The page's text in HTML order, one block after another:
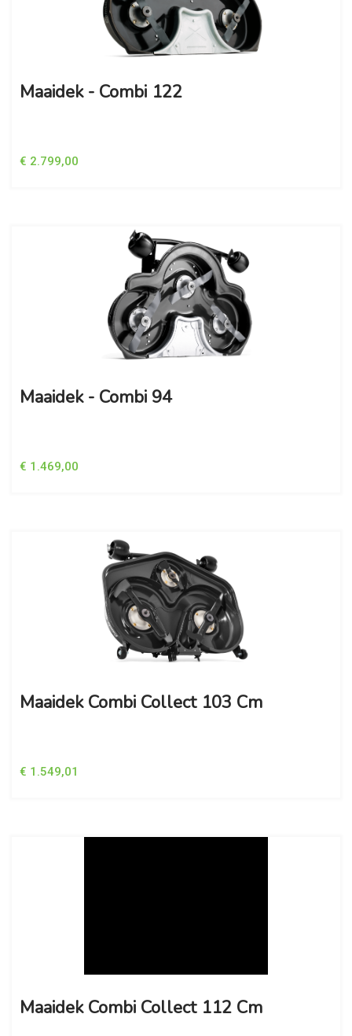
Maaidek - Combi 122
€ 2.799,00
Maaidek - Combi 94
€ 1.469,00
Maaidek Combi Collect 103 Cm
€ 1.549,01
Maaidek Combi Collect 112 Cm